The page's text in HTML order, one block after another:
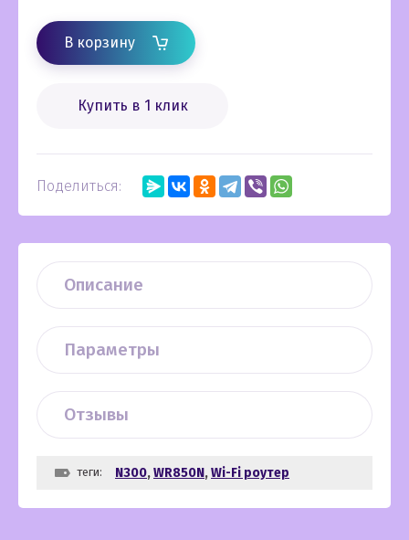
В корзину
Купить в 1 клик
Поделиться:
Описание
Параметры
Отзывы
теги: N300,WR850N,Wi-Fi роутер